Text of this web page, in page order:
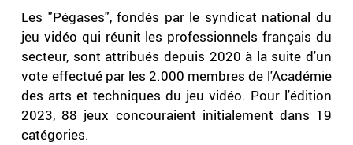
Les "Pégases", fondés par le syndicat national du
jeu vidéo qui réunit les professionnels français du
secteur, sont attribués depuis 2020 à la suite d'un
vote effectué par les 2.000 membres de l'Académie
des arts et techniques du jeu vidéo. Pour l'édition
2023, 88 jeux concouraient initialement dans 19
catégories.